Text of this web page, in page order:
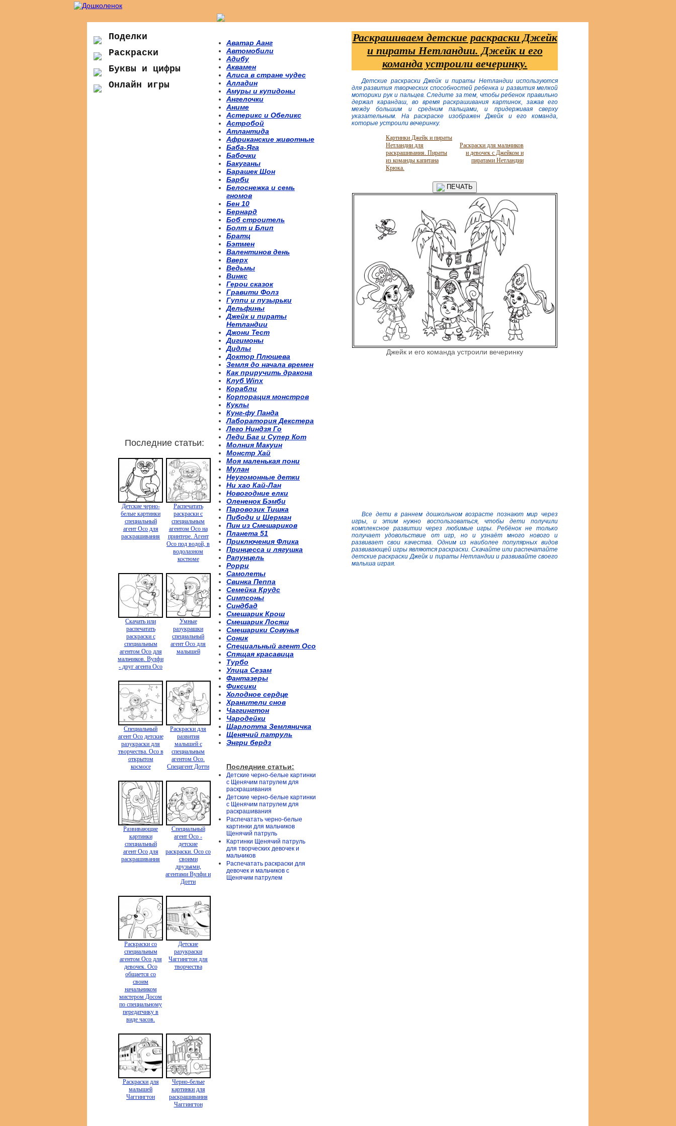
Поделки
Раскраски
Буквы и цифры
Онлайн игры
Последние статьи:
Детские черно-
белые картинки
специальный
агент Осо для
раскрашивания
Распечатать
раскраски с
специальным
агентом Осо на
принтере. Агент
Осо под водой, в
водолазном
костюме
Скачать или
распечатать
раскраски с
специальным
агентом Осо для
мальчиков. Вулфи
- друг агента Осо
Умные
разукрашки
специальный
агент Осо для
малышей
Специальный
агент Осо детские
разукраски для
творчества. Осо в
открытом
космосе
Раскраски для
развития
малышей с
специальным
агентом Осо.
Спецагент Дотти
Развивающие
картинки
специальный
агент Осо для
раскрашивания
Специальный
агент Осо -
детские
раскраски. Осо со
своими
друзьями,
агентами Вулфи и
Дотти
Раскраски со
специальным
агентом Осо для
девочек. Осо
общается со
своим
начальником
мистером Досом
по специальному
передатчику в
виде часов.
Детские
разукраски
Чаггингтон для
творчества
Раскраски для
малышей
Чаггингтон
Черно-белые
картинки для
раскрашивания
Чаггингтон
Аватар Аанг
Автомобили
Адибу
Аквамен
Алиса в стране чудес
Алладин
Амуры и купидоны
Ангелочки
Аниме
Астерикс и Обеликс
Астробой
Атлантида
Африканские животные
Баба-Яга
Бабочки
Бакуганы
Барашек Шон
Барби
Белоснежка и семь
гномов
Бен 10
Бернард
Боб строитель
Болт и Блип
Братц
Бэтмен
Валентинов день
Вверх
Ведьмы
Винкс
Герои сказок
Гравити Фолз
Гуппи и пузырьки
Дельфины
Джейк и пираты
Нетландии
Джони Тест
Дигимоны
Дидлы
Доктор Плюшева
Земля до начала времен
Как приручить дракона
Клуб Winx
Корабли
Корпорация монстров
Куклы
Кунг-фу Панда
Лаборатория Декстера
Лего Ниндзя Го
Леди Баг и Супер Кот
Молния Макуин
Монстр Хай
Моя маленькая пони
Мулан
Неугомонные детки
Ни хао Кай-Лан
Новогодние елки
Олененок Бэмби
Паровозик Тишка
Пибоди и Шерман
Пин из Смешариков
Планета 51
Приключения Флика
Принцесса и лягушка
Рапунцель
Рорри
Самолеты
Свинка Пеппа
Семейка Крудс
Симпсоны
Синдбад
Смешарик Крош
Смешарик Лосяш
Смешарики Совунья
Соник
Специальный агент Осо
Спящая красавица
Турбо
Улица Сезам
Фантазеры
Фиксики
Холодное сердце
Хранители снов
Чаггингтон
Чародейки
Шарлотта Земляничка
Щенячий патруль
Энгри бердз
Последние статьи:
Детские черно-белые картинки
с Щенячим патрулем для
раскрашивания
Детские черно-белые картинки
с Щенячим патрулем для
раскрашивания
Распечатать черно-белые
картинки для мальчиков
Щенячий патруль
Картинки Щенячий патруль
для творческих девочек и
мальчиков
Распечатать раскраски для
девочек и мальчиков с
Щенячим патрулем
Раскрашиваем детские раскраски Джейк
и пираты Нетландии. Джейк и его
команда устроили вечеринку.
Детские раскраски Джейк и пираты Нетландии используются
для развития творческих способностей ребенка и развития мелкой
моторики рук и пальцев. Следите за тем, чтобы ребенок правильно
держал карандаш, во время раскрашивания картинок, зажав его
между большим и средним пальцами, и придерживая сверху
указательным. На раскраске изображен Джейк и его команда,
которые устроили вечеринку.
Картинки Джейк и пираты
Нетландии для
раскрашивания. Пираты
из команды капитана
Крюка.
Раскраски для мальчиков
и девочек с Джейком и
пиратами Нетландии
ПЕЧАТЬ
Джейк и его команда устроили вечеринку
Все дети в раннем дошкольном возрасте познают мир через
игры, и этим нужно воспользоваться, чтобы дети получили
комплексное развитии через любимые игры. Ребёнок не только
получает удовольствие от игр, но и узнаёт много нового и
развивает свои качества. Одним из наиболее популярных видов
развивающей игры являются раскраски. Скачайте или распечатайте
детские раскраски Джейк и пираты Нетландии и развивайте своего
малыша играя.